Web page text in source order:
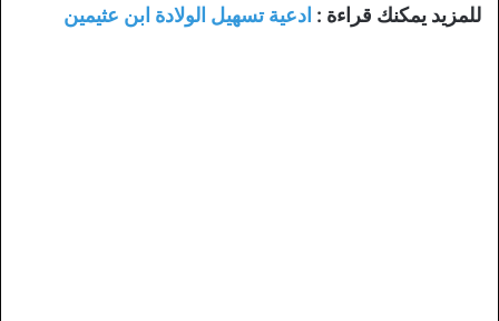
للمزيد يمكنك قراءة : ادعية تسهيل الولادة ابن عثيمين